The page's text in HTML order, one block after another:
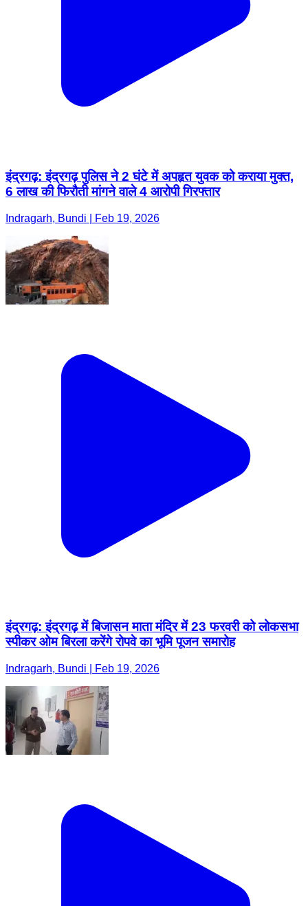
इंद्रगढ़: इंद्रगढ़ पुलिस ने 2 घंटे में अपहृत युवक को कराया मुक्त,
6 लाख की फिरौती मांगने वाले 4 आरोपी गिरफ्तार
Indragarh, Bundi | Feb 19, 2026
इंद्रगढ़: इंद्रगढ़ में बिजासन माता मंदिर में 23 फरवरी को लोकसभा
स्पीकर ओम बिरला करेंगे रोपवे का भूमि पूजन समारोह
Indragarh, Bundi | Feb 19, 2026